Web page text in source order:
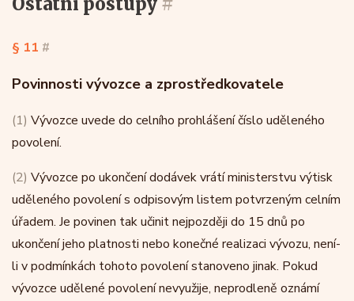
§ 11 #
Povinnosti vývozce a zprostředkovatele
(1) Vývozce uvede do celního prohlášení číslo uděleného
povolení.
(2) Vývozce po ukončení dodávek vrátí ministerstvu výtisk
uděleného povolení s odpisovým listem potvrzeným celním
úřadem. Je povinen tak učinit nejpozději do 15 dnů po
ukončení jeho platnosti nebo konečné realizaci vývozu, není-
li v podmínkách tohoto povolení stanoveno jinak. Pokud
vývozce udělené povolení nevyužije, neprodleně oznámí